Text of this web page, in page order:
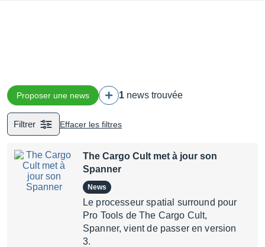
Proposer une news 1 news trouvée
Filtrer Effacer les filtres
The Cargo Cult met à jour son
Spanner
News
Le processeur spatial surround pour
Pro Tools de The Cargo Cult,
Spanner, vient de passer en version
3.